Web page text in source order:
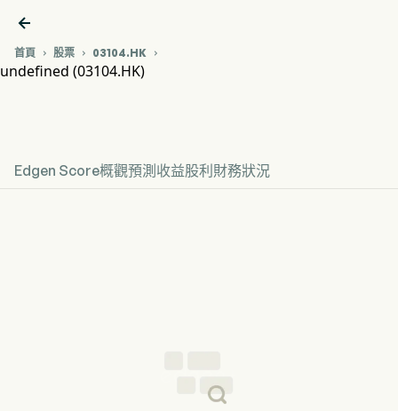

首頁  股票  03104.HK 
undefined (03104.HK)
Edgen Score概觀預測 收益股利 財務狀況